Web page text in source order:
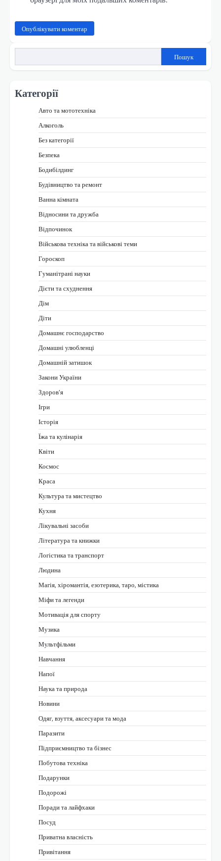
Пошук
Категорії
Авто та мототехніка
Алкоголь
Без категорії
Безпека
Бодибілдинг
Будівництво та ремонт
Ванна кімната
Відносини та дружба
Відпочинок
Військова техніка та військові теми
Гороскоп
Гуманітрані науки
Дієти та схуднення
Дім
Діти
Домашнє господарство
Домашні улюбленці
Домашній затишок
Закони України
Здоров'я
Ігри
Історія
Їжа та кулінарія
Квіти
Космос
Краса
Культура та мистецтво
Кухня
Лікувальні засоби
Література та книжки
Логістика та транспорт
Людина
Магія, хіромантія, езотерика, таро, містика
Міфи та легенди
Мотивація для спорту
Музика
Мультфільми
Навчання
Напої
Наука та природа
Новини
Одяг, взуття, аксесуари та мода
Паразити
Підприємництво та бізнес
Побутова техніка
Подарунки
Подорожі
Поради та лайфхаки
Посуд
Приватна власність
Привітання